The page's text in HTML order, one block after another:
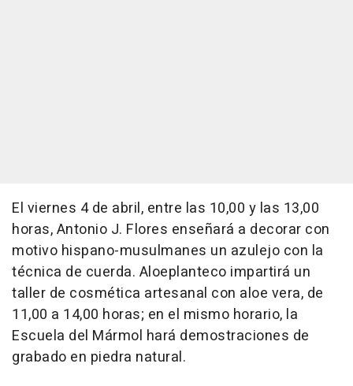
El viernes 4 de abril, entre las 10,00 y las 13,00
horas, Antonio J. Flores enseñará a decorar con
motivo hispano-musulmanes un azulejo con la
técnica de cuerda. Aloeplanteco impartirá un
taller de cosmética artesanal con aloe vera, de
11,00 a 14,00 horas; en el mismo horario, la
Escuela del Mármol hará demostraciones de
grabado en piedra natural.